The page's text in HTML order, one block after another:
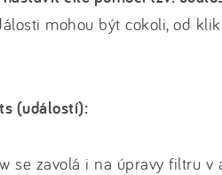
mohou být cokoli, od
(událostí):
se zavolá i na úpravy filtru v